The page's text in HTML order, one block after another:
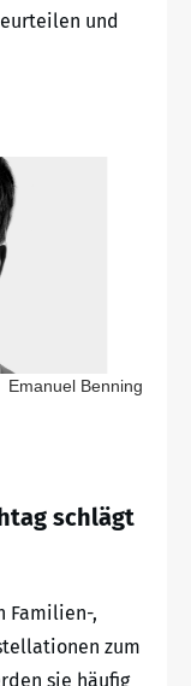
und
Emanuel Benning
schlägt
Familien-,
zum
sie häufig